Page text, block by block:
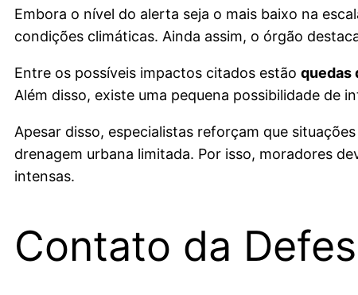
Embora o nível do alerta seja o mais baixo na
condições climáticas. Ainda assim, o órgão
Entre os possíveis impactos citados estão quedas
Além disso, existe uma pequena possibilidade de
Apesar disso, especialistas reforçam que
drenagem urbana limitada. Por isso, moradores
intensas.
Contato da